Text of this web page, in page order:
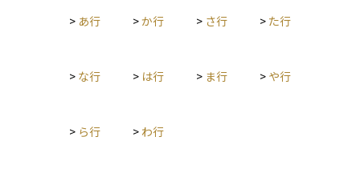
> あ行 >か行 > さ行 > た行
> な行 > は行 > ま行 > や行
> ら行 > わ行